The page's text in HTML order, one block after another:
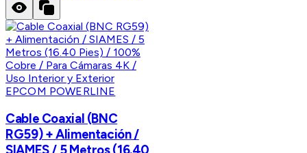
EPCOM POWERLINE
Cable Coaxial (BNC
RG59) + Alimentación /
SIAMES / 5 Metros (16.40